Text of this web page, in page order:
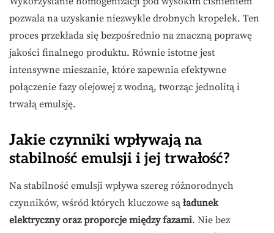
pozwala na uzyskanie niezwykle drobnych kropelek. Ten
proces przekłada się bezpośrednio na znaczną poprawę
jakości finalnego produktu. Równie istotne jest
intensywne mieszanie, które zapewnia efektywne
połączenie fazy olejowej z wodną, tworząc jednolitą i
trwałą emulsję.
Jakie czynniki wpływają na
stabilność emulsji i jej trwałość?
Na stabilność emulsji wpływa szereg różnorodnych
czynników, wśród których kluczowe są ładunek
elektryczny oraz proporcje między fazami. Nie bez